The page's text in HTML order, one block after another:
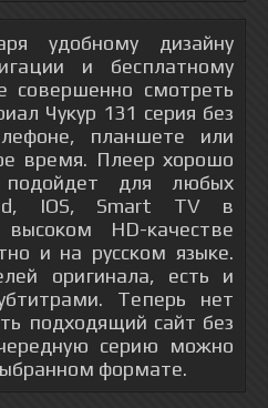
удобному дизайну
и бесплатному
совершенно смотреть
Чукур 131 серия без
планшете или
время. Плеер хорошо
для любых
IOS, Smart TV в
высоком HD-качестве
и на русском языке.
оригинала, есть и
Теперь нет
подходящий сайт без
серию можно
формате.